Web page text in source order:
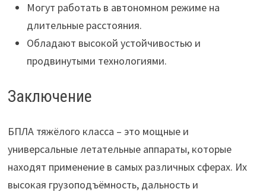
Могут работать в автономном режиме на
длительные расстояния.
Обладают высокой устойчивостью и
продвинутыми технологиями.
Заключение
БПЛА тяжёлого класса – это мощные и
универсальные летательные аппараты, которые
находят применение в самых различных сферах. Их
высокая грузоподъёмность, дальность и